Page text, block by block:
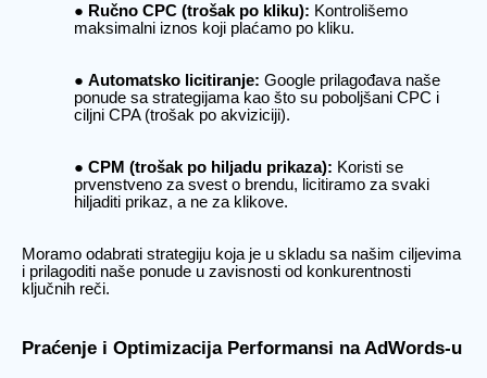
Ručno CPC (trošak po kliku): Kontrolišemo
maksimalni iznos koji plaćamo po kliku.
Automatsko licitiranje: Google prilagođava naše
ponude sa strategijama kao što su poboljšani CPC i
ciljni CPA (trošak po akviziciji).
CPM (trošak po hiljadu prikaza): Koristi se
prvenstveno za svest o brendu, licitiramo za svaki
hiljaditi prikaz, a ne za klikove.
Moramo odabrati strategiju koja je u skladu sa našim ciljevima
i prilagoditi naše ponude u zavisnosti od konkurentnosti
ključnih reči.
Praćenje i Optimizacija Performansi na AdWords-u